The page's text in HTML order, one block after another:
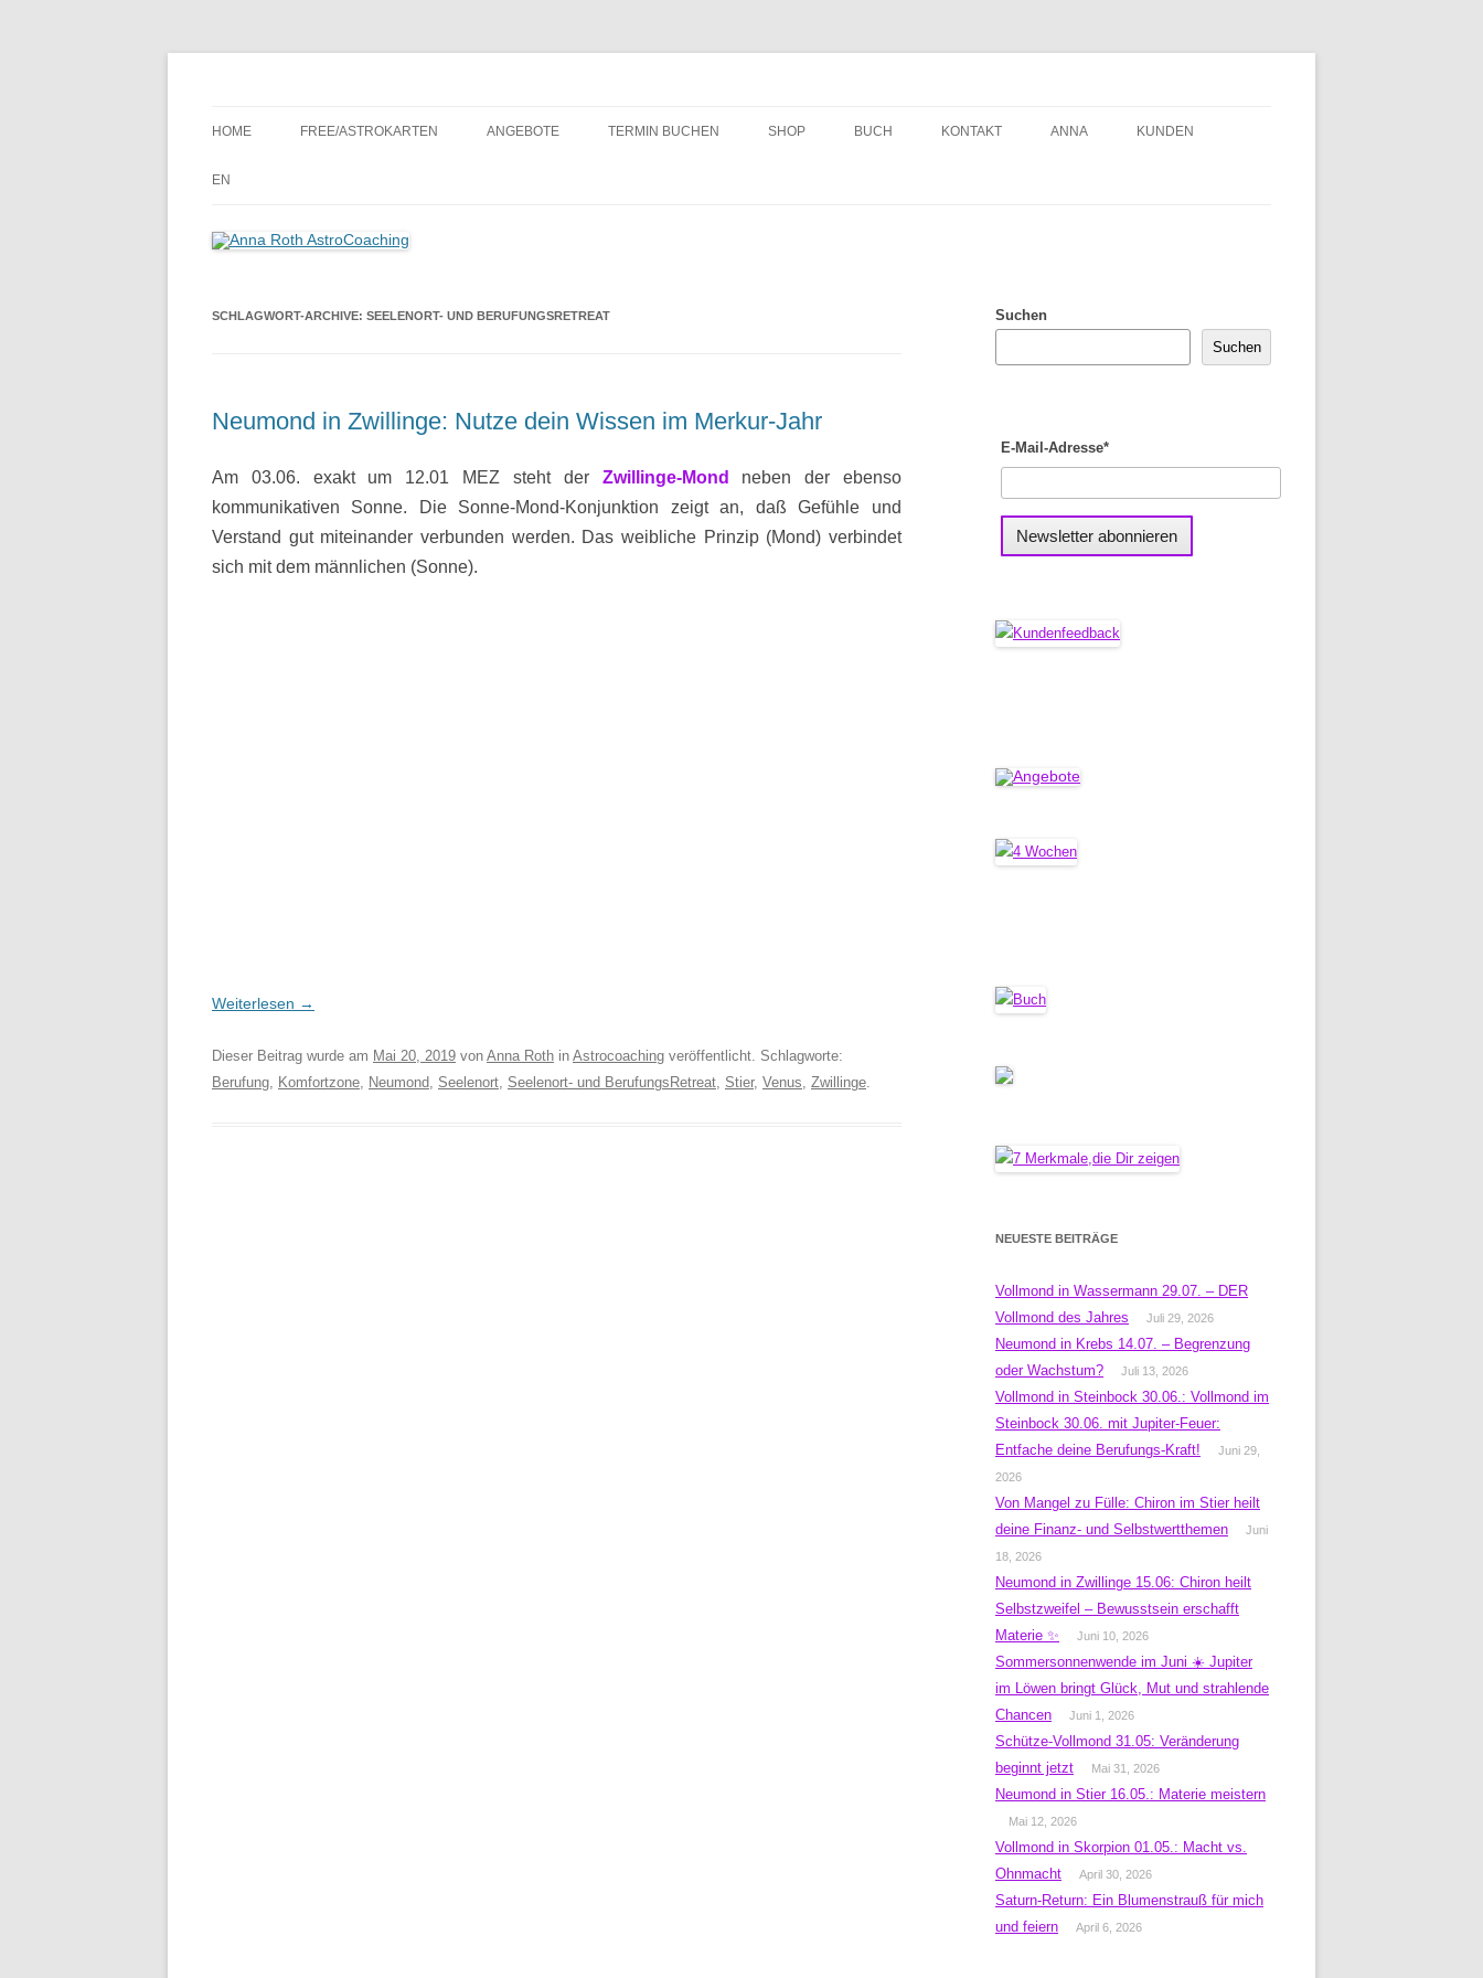
Inhalt
HOME FREE/ASTROKARTEN ANGEBOTE TERMIN BUCHEN SHOP BUCH KONTAKT ANNA KUNDEN
EN
SCHLAGWORT-ARCHIVE: SEELENORT- UND BERUFUNGSRETREAT
Neumond in Zwillinge: Nutze dein Wissen im Merkur-Jahr
Am 03.06. exakt um 12.01 MEZ steht der Zwillinge-Mond
neben der ebenso
kommunikativen Sonne. Die Sonne-Mond-Konjunktion zeigt an, daß Gefühle und
Verstand gut miteinander verbunden werden. Das weibliche Prinzip (Mond) verbindet
sich mit dem männlichen (Sonne).
Weiterlesen →
Dieser Beitrag wurde am Mai 20, 2019 von Anna Roth in Astrocoaching veröffentlicht. Schlagworte:
Berufung, Komfortzone, Neumond, Seelenort, Seelenort- und BerufungsRetreat, Stier, Venus, Zwillinge.
Suchen
Suchen
E-Mail-Adresse*
NEUESTE BEITRÄGE
Vollmond in Wassermann 29.07. – DER
Vollmond des Jahres
Juli 29, 2026
Neumond in Krebs 14.07. – Begrenzung
oder Wachstum?
Juli 13, 2026
Vollmond in Steinbock 30.06.: Vollmond im
Steinbock 30.06. mit Jupiter-Feuer:
Entfache deine Berufungs-Kraft!
Juni 29,
2026
Von Mangel zu Fülle: Chiron im Stier heilt
deine Finanz- und Selbstwertthemen
Juni
18, 2026
Neumond in Zwillinge 15.06: Chiron heilt
Selbstzweifel – Bewusstsein erschafft
Materie ✨
Juni 10, 2026
Sommersonnenwende im Juni ☀️ Jupiter
im Löwen bringt Glück, Mut und strahlende
Chancen
Juni 1, 2026
Schütze-Vollmond 31.05: Veränderung
beginnt jetzt
Mai 31, 2026
Neumond in Stier 16.05.: Materie meistern
Mai 12, 2026
Vollmond in Skorpion 01.05.: Macht vs.
Ohnmacht
April 30, 2026
Saturn-Return: Ein Blumenstrauß für mich
und feiern
April 6, 2026